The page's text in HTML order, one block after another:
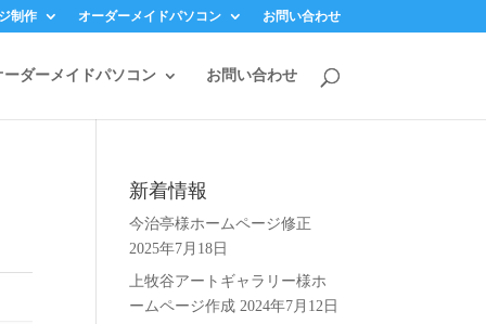
制作 オーダーメイドパソコン お問い合わせ
ーダーメイドパソコン お問い合わせ
新着情報
今治亭様ホームページ修正
2025年7月18日
上牧谷アートギャラリー様ホ
ームページ作成 2024年7月12日